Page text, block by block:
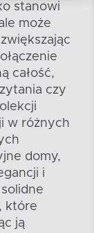
stanowi
może
całość,
czy
w różnych
domy,
i
które
ją